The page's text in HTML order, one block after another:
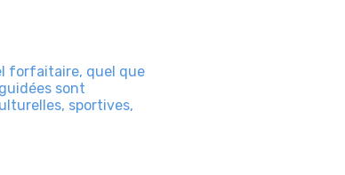
forfaitaire, quel que
sont
sportives,